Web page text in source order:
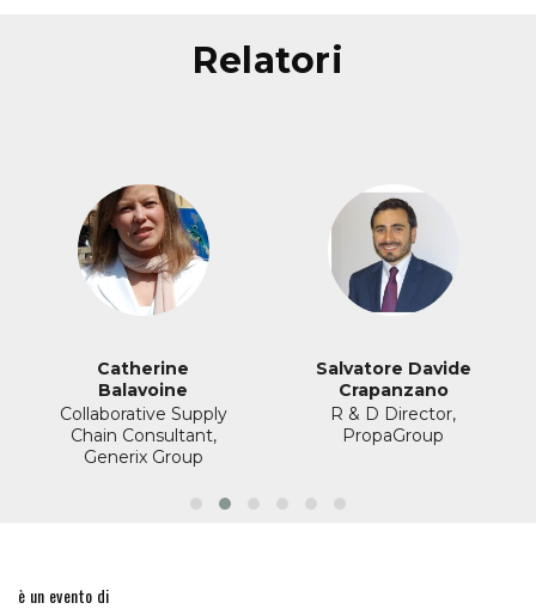
relatori
Catherine
Balavoine
Collaborative Supply
Chain Consultant,
Generix Group
Salvatore Davide
Crapanzano
R & D Director,
PropaGroup
è un evento di